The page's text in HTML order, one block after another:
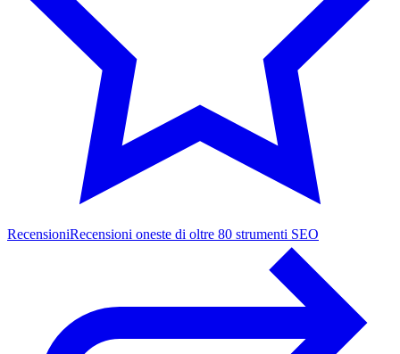
RecensioniRecensioni oneste di oltre 80 strumenti SEO